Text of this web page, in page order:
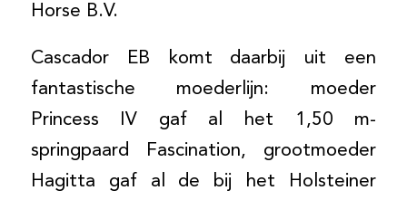
Horse B.V.
Cascador EB komt daarbij uit een
fantastische moederlijn: moeder
Princess IV gaf al het 1,50 m-
springpaard Fascination, grootmoeder
Hagitta gaf al de bij het Holsteiner